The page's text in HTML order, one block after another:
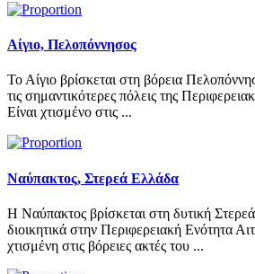
Αίγιο, Πελοπόννησος
Το Αίγιο βρίσκεται στη βόρεια
τις σημαντικότερες πόλεις της
Είναι χτισμένο στις ...
Ναύπακτος, Στερεά Ελλάδα
Η Ναύπακτος βρίσκεται στη δυτική
διοικητικά στην Περιφερειακή Ενότητα
χτισμένη στις βόρειες ακτές του ...